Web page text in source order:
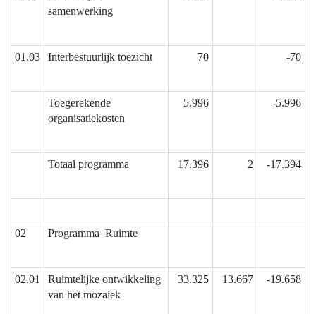
2018
art.
samenwerking
01.03 Interbestuurlijk toezicht 70 -70
Toegerekende
organisatiekosten
5.996 -5.996
Totaal programma 17.396 2 -17.394
02 Programma Ruimte
02.01
Ruimtelijke ontwikkeling
van het mozaiek
33.325 13.667 -19.658